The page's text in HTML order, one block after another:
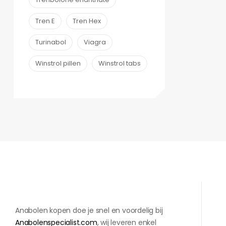
Tren E Tren Hex
Turinabol Viagra
Winstrol pillen Winstrol tabs
Anabolen kopen doe je snel en voordelig bij
Anabolenspecialist.com, wij leveren enkel